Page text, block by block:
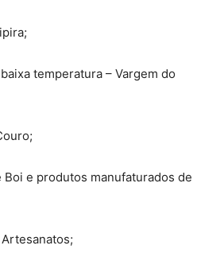
temperatura – Vargem do
Boi e produtos manufaturados de